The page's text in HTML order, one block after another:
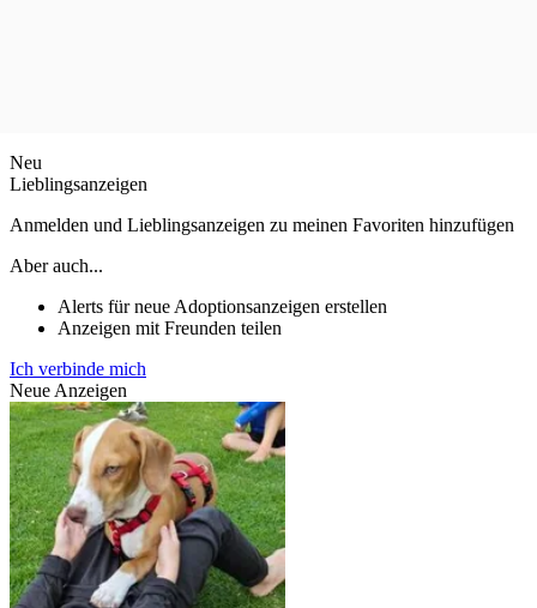
Neu
Lieblingsanzeigen
Anmelden und Lieblingsanzeigen zu meinen Favoriten hinzufügen
Aber auch...
Alerts für neue Adoptionsanzeigen erstellen
Anzeigen mit Freunden teilen
Ich verbinde mich
Neue Anzeigen